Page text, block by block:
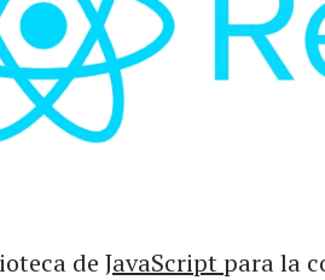
de JavaScriptpara la